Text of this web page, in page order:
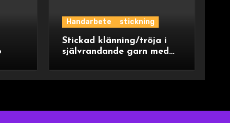
Handarbete stickning
Stickad klänning/tröja i
självrandande garn med